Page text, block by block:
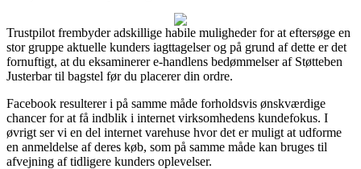
Trustpilot frembyder adskillige habile muligheder for at eftersøge en
stor gruppe aktuelle kunders iagttagelser og på grund af dette er det
fornuftigt, at du eksaminerer e-handlens bedømmelser af Støtteben
Justerbar til bagstel før du placerer din ordre.
Facebook resulterer i på samme måde forholdsvis ønskværdige
chancer for at få indblik i internet virksomhedens kundefokus. I
øvrigt ser vi en del internet varehuse hvor det er muligt at udforme
en anmeldelse af deres køb, som på samme måde kan bruges til
afvejning af tidligere kunders oplevelser.